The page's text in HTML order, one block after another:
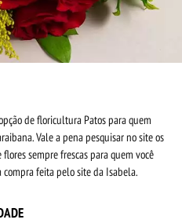
de floricultura Patos para quem
Vale a pena pesquisar no site os
sempre frescas para quem você
compra feita pelo site da Isabela.